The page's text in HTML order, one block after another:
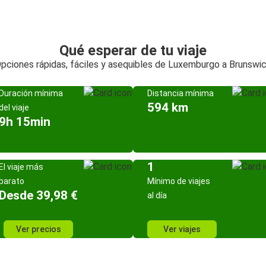
Qué esperar de tu viaje
rápidas, fáciles y asequibles de Luxemburgo a
mínima
viaje
15min
Distancia mínima
594 km
viaje más
39,98 €
Ver precios
1
Mínimo de viajes
al día
Ver viajes